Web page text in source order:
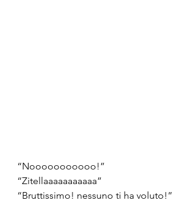
“Nooooooooooo!”
“Zitellaaaaaaaaaaa”
“Bruttissimo! nessuno ti ha voluto!”